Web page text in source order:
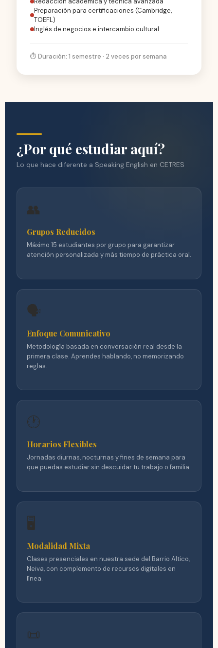
Preparación para certificaciones (Cambridge,
TOEFL)
Inglés de negocios e intercambio cultural
⏱️ Duración: 1 semestre · 2 veces por semana
¿Por qué estudiar aquí?
Lo que hace diferente a Speaking English en CETRES
👥
Grupos Reducidos
Máximo 15 estudiantes por grupo para garantizar
atención personalizada y más tiempo de práctica oral.
🗣️
Enfoque Comunicativo
Metodología basada en conversación real desde la
primera clase. Aprendes hablando, no memorizando
reglas.
🕐
Horarios Flexibles
Jornadas diurnas, nocturnas y fines de semana para
que puedas estudiar sin descuidar tu trabajo o familia.
🖥️
Modalidad Mixta
Clases presenciales en nuestra sede del Barrio Altico,
Neiva, con complemento de recursos digitales en
línea.
📜